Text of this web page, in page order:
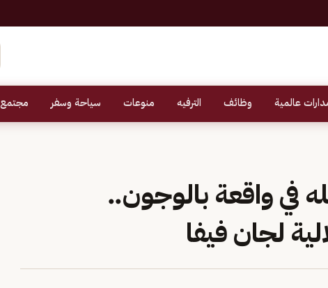
عالمية وظائف الترفيه منوعات سياحة وسفر مجتمع
في واقعة بالوجون..
لجان فيفا